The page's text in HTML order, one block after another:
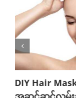
DIY Hair